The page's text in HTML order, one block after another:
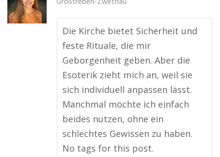
Die Kirche bietet Sicherheit und
feste Rituale, die mir
Geborgenheit geben. Aber die
Esoterik zieht mich an, weil sie
sich individuell anpassen lässt.
Manchmal möchte ich einfach
beides nutzen, ohne ein
schlechtes Gewissen zu haben.
No tags for this post.